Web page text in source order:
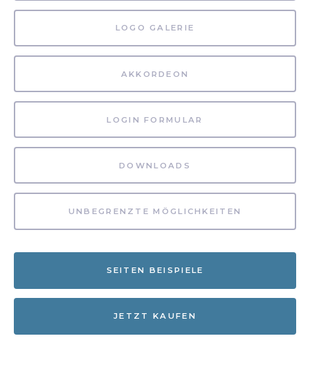
LOGO GALERIE
AKKORDEON
LOGIN FORMULAR
DOWNLOADS
UNBEGRENZTE MÖGLICHKEITEN
SEITEN BEISPIELE
JETZT KAUFEN